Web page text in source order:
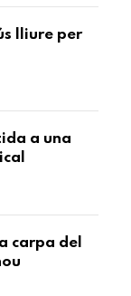
lliure per
a una
carpa del